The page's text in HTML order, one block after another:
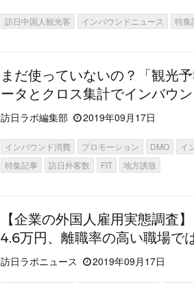
訪日中国人観光客 インバウンドニュース 特集
まだ使っていないの？「観光
ータとクロス集計でインバウ
訪日ラボ編集部 2019年09月17日
インバウンド消費 プロモーション DMO イ
特集記事
訪日外客数 FIT 地方誘致
【企業の外国人雇用実態調査
4.6万円、離職率の高い職場で
訪日ラボニュース 2019年09月17日